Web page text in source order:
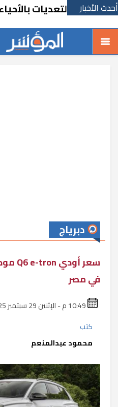
أحدث الأخبار
والتعديات بالأحياء
دبرياج
في مصر
كتب
محمود عبدالمنعم